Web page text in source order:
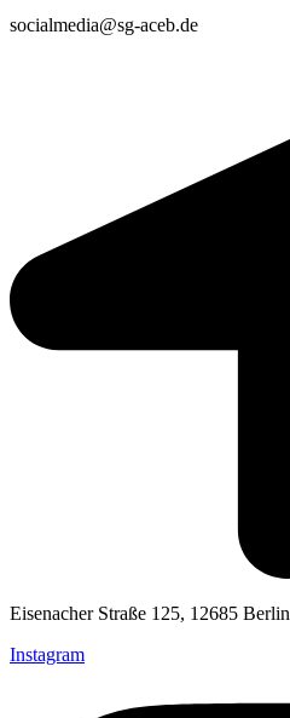
socialmedia@sg-aceb.de
Eisenacher Straße 125, 12685 Berlin
Instagram